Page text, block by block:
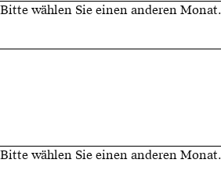
wählen Sie einen anderen Monat.
wählen Sie einen anderen Monat.